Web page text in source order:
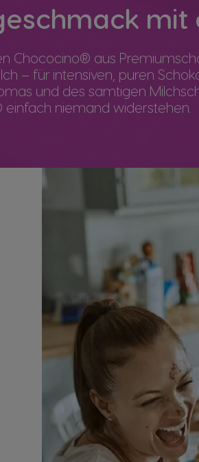
mit
Chococino® aus
– für intensiven, puren
und des samtigen
niemand widerstehen.